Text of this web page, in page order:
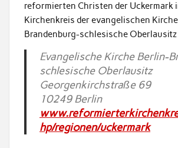
reformierten Christen der Uckermark
Kirchenkreis der evangelischen
Brandenburg-schlesische
Evangelische Kirche Berlin-
schlesische Oberlausitz
Georgenkirchstraße 69
10249 Berlin
hp/regionen/uckermark